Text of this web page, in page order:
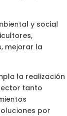
y social
mejorar la
la realización
tanto
por